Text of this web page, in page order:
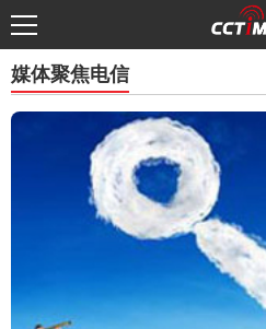
媒体聚焦电信